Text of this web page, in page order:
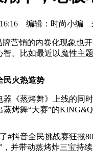
16:16 编辑：时尚小编
营销的内卷化现象也
。比如最近以魔性主
民火热造势
器《蒸烤舞》上线的同
烤舞“大赛”的
#抖音全民挑战赛狂揽
，并带动蒸烤炸三宝持